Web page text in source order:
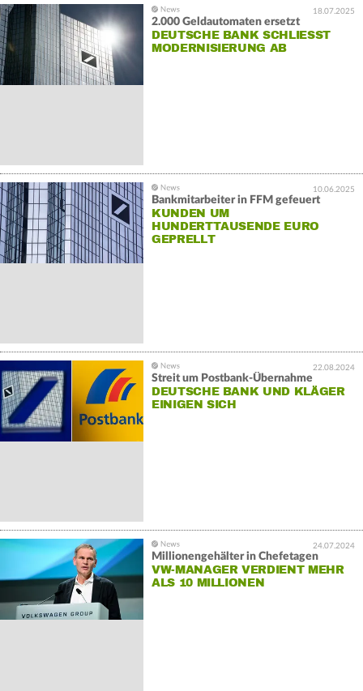
18.07.2025
2.000 Geldautomaten ersetzt
DEUTSCHE BANK SCHLIESST M
ODERNISIERUNG AB
10.06.2025
Bankmitarbeiter in FFM gefeuert
KUNDEN UM
HUNDERTTAUSENDE EURO
GEPRELLT
22.08.2024
Streit um Postbank-Übernahme
DEUTSCHE BANK UND KLÄGER
EINIGEN SICH
24.07.2024
Millionengehälter in Chefetagen
VW-MANAGER VERDIENT MEHR
ALS 10 MILLIONEN